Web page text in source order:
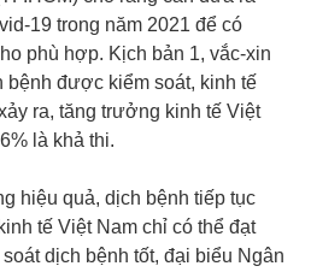
19 trong năm 2021 để có
phù hợp. Kịch bản 1, vắc-xin
bệnh được kiểm soát, kinh tế
ra, tăng trưởng kinh tế Việt
là khả thi.
hiệu quả, dịch bệnh tiếp tục
tế Việt Nam chỉ có thể đạt
dịch bệnh tốt, đại biểu Ngân